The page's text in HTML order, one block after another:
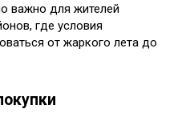
важно для жителей
где условия
от жаркого лета до